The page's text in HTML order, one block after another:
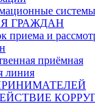
ГРАЖДАН
приема и
приёмная
линия